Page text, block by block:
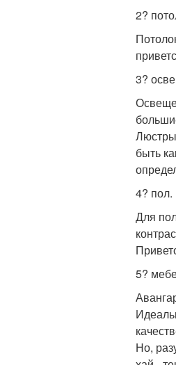
2?
3?
быть
4? пол.
Для
5?
Но,